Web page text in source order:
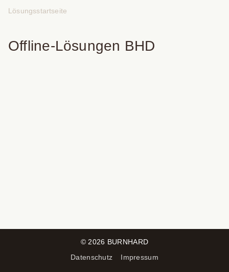
Lösungsstartseite
Offline-Lösungen BHD
© 2026 BURNHARD
Datenschutz
Impressum